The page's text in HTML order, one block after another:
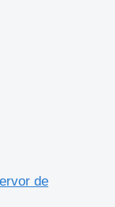
de